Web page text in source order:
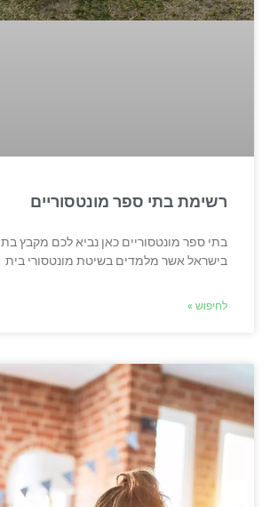
רשימת בתי ספר מונטסוריים
בתי ספר מונטסוריים כאן נביא לכם מקבץ
בישראל אשר מלמדים בשיטת מונטסורי בית
לחיפוש »